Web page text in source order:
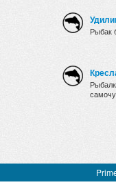
Рыбак